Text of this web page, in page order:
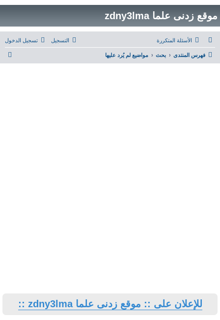
موقع زدنى علما zdny3lma
الأسئلة المتكررة تسجيل الدخول التسجيل
فهرس المنتدى بحث مواضيع لم يُرد عليها
للإعلان على :: موقع زدنى علما zdny3lma ::